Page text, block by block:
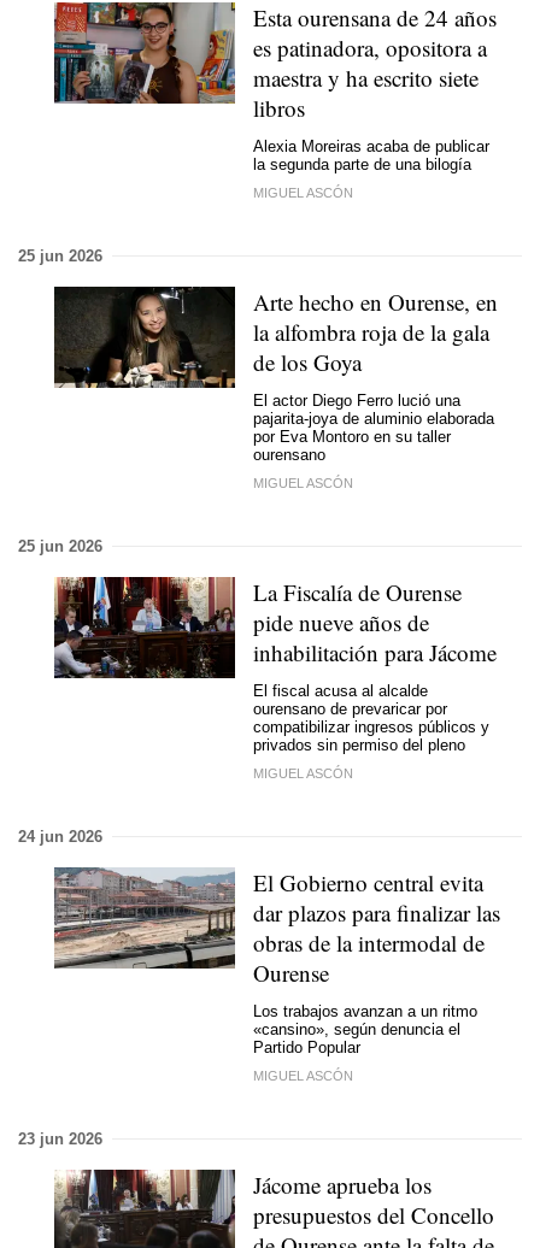
Esta ourensana de 24 años
es patinadora, opositora a
maestra y ha escrito siete
libros
Alexia Moreiras acaba de publicar
la segunda parte de una bilogía
MIGUEL ASCÓN
25 jun 2026
Arte hecho en Ourense, en
la alfombra roja de la gala
de los Goya
El actor Diego Ferro lució una
pajarita-joya de aluminio elaborada
por Eva Montoro en su taller
ourensano
MIGUEL ASCÓN
25 jun 2026
La Fiscalía de Ourense
pide nueve años de
inhabilitación para Jácome
El fiscal acusa al alcalde
ourensano de prevaricar por
compatibilizar ingresos públicos y
privados sin permiso del pleno
MIGUEL ASCÓN
24 jun 2026
El Gobierno central evita
dar plazos para finalizar las
obras de la intermodal de
Ourense
Los trabajos avanzan a un ritmo
«cansino», según denuncia el
Partido Popular
MIGUEL ASCÓN
23 jun 2026
Jácome aprueba los
presupuestos del Concello